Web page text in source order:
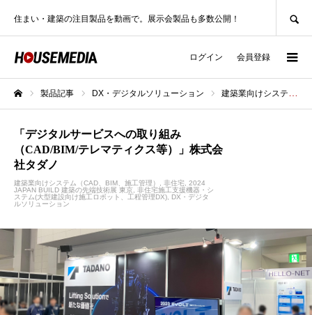
住まい・建築の注目製品を動画で。展示会製品も多数公開！
ログイン 会員登録
製品記事 DX・デジタルソリューション 建築業向けシステム（CAD、BIM、施工管理）
「デジタルサービスへの取り組み
（CAD/BIM/テレマティクス等）」株式会
社タダノ
建築業向けシステム（CAD、BIM、施工管理） 非住宅
2024
JAPAN BUILD 建築の先端技術展 東京 非住宅施工支援機器・シ
ステム(大型建設向け施工ロボット、工程管理DX)
DX・デジタ
ルソリューション